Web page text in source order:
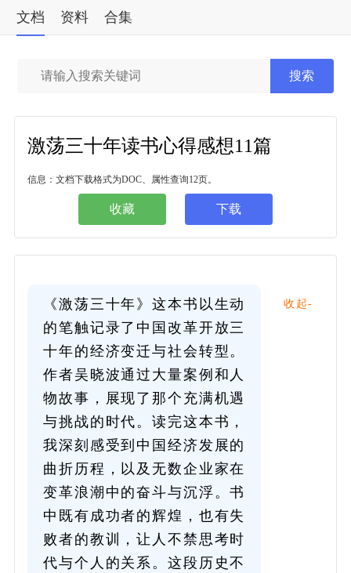
文档 资料 合集
搜索
激荡三十年读书心得感想11篇
信息：文档下载格式为DOC、属性查询12页。
收藏 下载
收起-
《激荡三十年》这本书以生动
的笔触记录了中国改革开放三
十年的经济变迁与社会转型。
作者吴晓波通过大量案例和人
物故事，展现了那个充满机遇
与挑战的时代。读完这本书，
我深刻感受到中国经济发展的
曲折历程，以及无数企业家在
变革浪潮中的奋斗与沉浮。书
中既有成功者的辉煌，也有失
败者的教训，让人不禁思考时
代与个人的关系。这段历史不